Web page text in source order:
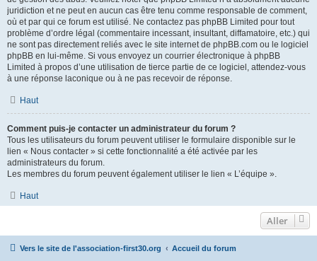
juridiction et ne peut en aucun cas être tenu comme responsable de comment,
où et par qui ce forum est utilisé. Ne contactez pas phpBB Limited pour tout
problème d’ordre légal (commentaire incessant, insultant, diffamatoire, etc.) qui
ne sont pas directement reliés avec le site internet de phpBB.com ou le logiciel
phpBB en lui-même. Si vous envoyez un courrier électronique à phpBB
Limited à propos d’une utilisation de tierce partie de ce logiciel, attendez-vous
à une réponse laconique ou à ne pas recevoir de réponse.
Haut
Comment puis-je contacter un administrateur du forum ?
Tous les utilisateurs du forum peuvent utiliser le formulaire disponible sur le
lien « Nous contacter » si cette fonctionnalité a été activée par les
administrateurs du forum.
Les membres du forum peuvent également utiliser le lien « L’équipe ».
Haut
Aller
Vers le site de l'association-first30.org Accueil du forum